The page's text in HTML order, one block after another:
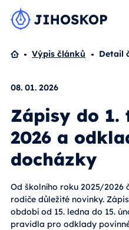
Domů
Výpis článků Detail
08. 01. 2026
Zápisy do 1.
2026 a
docházky
Od školního roku 2025/2026
rodiče důležité novinky.
období od 15. ledna do 15.
pravidla pro odklady